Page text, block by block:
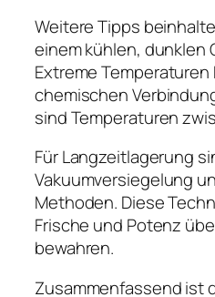
Weitere Tipps
einem kühlen, dunklen
Extreme
chemischen
sind Temperaturen
Für Langzeitlagerung
Vakuumversiegelung
Methoden. Diese
Frische und Potenz
bewahren.
Zusammenfassend ist